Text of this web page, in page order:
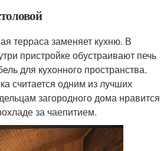
терраса заменяет кухню. В
пристройке обустраивают печь
для кухонного пространства.
считается одним из лучших
загородного дома нравится
за чаепитием.